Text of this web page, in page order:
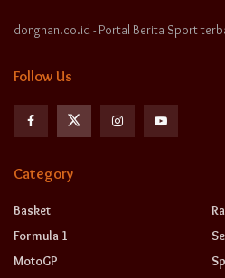
donghan.co.id - Portal Berita Sport
Follow Us
Category
Basket
Formula 1
MotoGP